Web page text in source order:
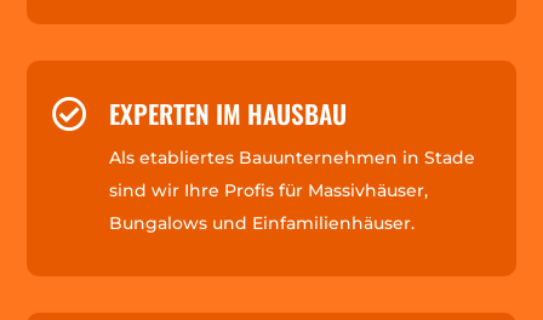
 EXPERTEN IM HAUSBAU
Als etabliertes Bauunternehmen in Stade
sind wir Ihre Profis für Massivhäuser,
Bungalows und Einfamilienhäuser.